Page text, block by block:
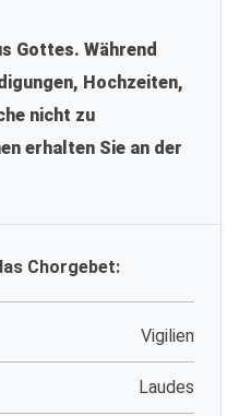
Gottes. Während
Hochzeiten,
nicht zu
erhalten Sie an der
Chorgebet:
Vigilien
Laudes